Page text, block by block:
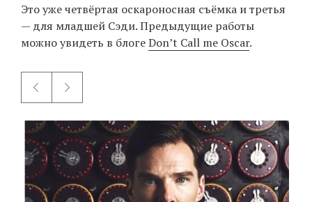
Это уже четвёртая оскароносная съёмка и третья
— для младшей Сэди. Предыдущие работы
можно увидеть в блогеDon’t Call me Oscar.